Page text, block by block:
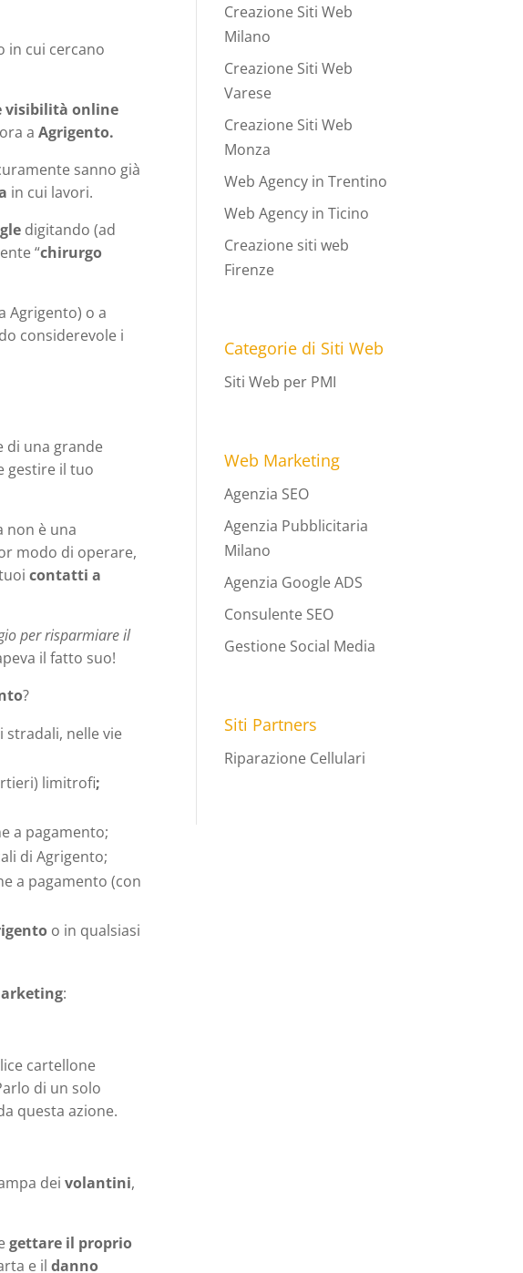
in cui cercano
visibilità online
aAgrigento.
sanno già
in cui lavori.
digitando (ad
“chirurgo
Agrigento) o a
considerevole i
di una grande
gestire il tuo
non è una
modo di operare,
tuoicontatti a
per risparmiare il
il fatto suo!
?
stradali, nelle vie
limitrofi;
a pagamento;
di Agrigento;
a pagamento (con
o in qualsiasi
:
cartellone
di un solo
questa azione.
deivolantini,
gettare il proprio
e ildanno
Creazione Siti Web
Milano
Creazione Siti Web
Varese
Creazione Siti Web
Monza
Web Agency in Trentino
Web Agency in Ticino
Creazione siti web
Firenze
Categorie di Siti Web
Siti Web per PMI
Web Marketing
Agenzia SEO
Agenzia Pubblicitaria
Milano
Agenzia Google ADS
Consulente SEO
Gestione Social Media
Siti Partners
Riparazione Cellulari